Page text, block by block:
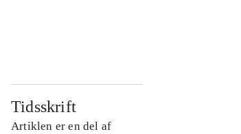
Tidsskrift
Artiklen er en del af